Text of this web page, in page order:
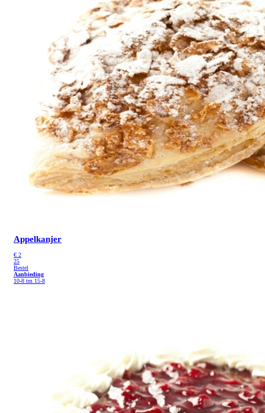
Appelkanjer
€ 2
25
Bestel
Aanbieding
10-8 tm 15-8